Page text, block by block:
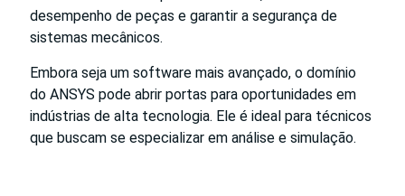
desempenho de peças e garantir a segurança de
sistemas mecânicos.
Embora seja um software mais avançado, o domínio
do ANSYS pode abrir portas para oportunidades em
indústrias de alta tecnologia. Ele é ideal para técnicos
que buscam se especializar em análise e simulação.